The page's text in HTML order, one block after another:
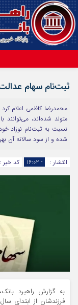
ثبت‌نام سهام عدالت نوزادان
متولد شده‌اند،
نسبت به ثبت‌نام نوزاد
شده و از سود سالانه آن
انتشار : - ۱۶:۰۲ کد خبر :
به گزارش راهبرد